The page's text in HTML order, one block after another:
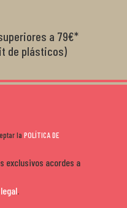
rollo. ??️
a 79€*
de plásticos)
la POLÍTICA DE
exclusivos acordes a
.